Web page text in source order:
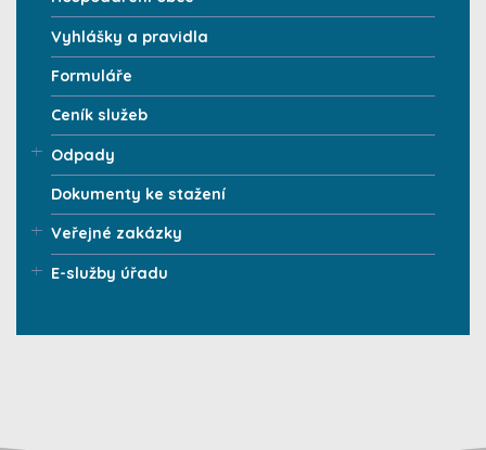
Vyhlášky a pravidla
Formuláře
Ceník služeb
Odpady
Dokumenty ke stažení
Veřejné zakázky
E-služby úřadu